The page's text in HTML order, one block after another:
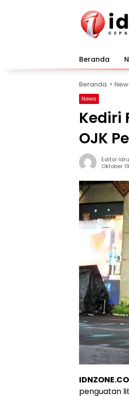
Beranda
Beranda
News
Kediri
OJK
Editor
Oktober
penguatan